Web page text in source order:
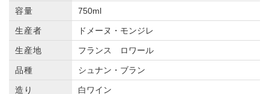
容量 750ml
生産者 ドメーヌ・モンジレ
生産地 フランス ロワール
品種 シュナン・ブラン
造り 白ワイン